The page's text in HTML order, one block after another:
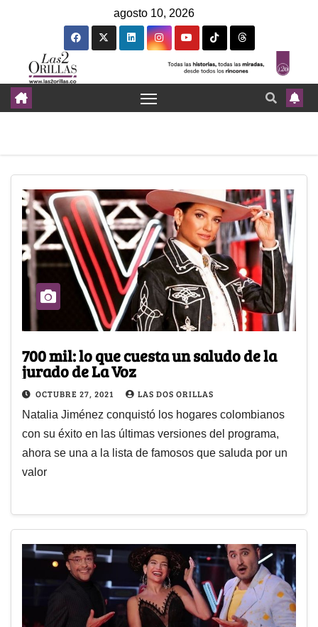
agosto 10, 2026
700 mil: lo que cuesta un saludo de la
jurado de La Voz
OCTUBRE 27, 2021 LAS DOS ORILLAS
Natalia Jiménez conquistó los hogares colombianos
con su éxito en las últimas versiones del programa,
ahora se una a la lista de famosos que saluda por un
valor